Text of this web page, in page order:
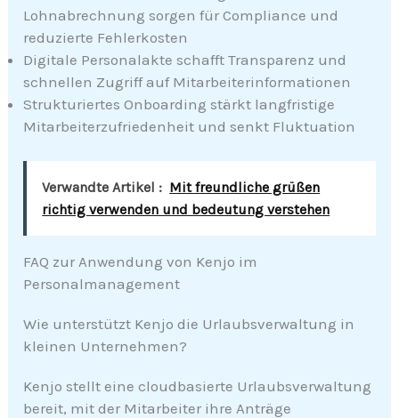
Lohnabrechnung sorgen für Compliance und
reduzierte Fehlerkosten
Digitale Personalakte schafft Transparenz und
schnellen Zugriff auf Mitarbeiterinformationen
Strukturiertes Onboarding stärkt langfristige
Mitarbeiterzufriedenheit und senkt Fluktuation
Verwandte Artikel : Mit freundliche grüßen
richtig verwenden und bedeutung verstehen
FAQ zur Anwendung von Kenjo im
Personalmanagement
Wie unterstützt Kenjo die Urlaubsverwaltung in
kleinen Unternehmen?
Kenjo stellt eine cloudbasierte Urlaubsverwaltung
bereit, mit der Mitarbeiter ihre Anträge